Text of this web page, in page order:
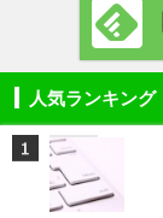
人気ランキング